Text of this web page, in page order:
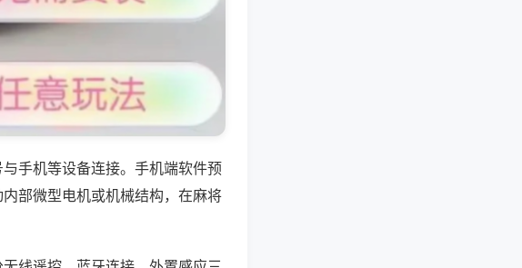
手机等设备连接。手机端软件预
部微型电机或机械结构，在麻将